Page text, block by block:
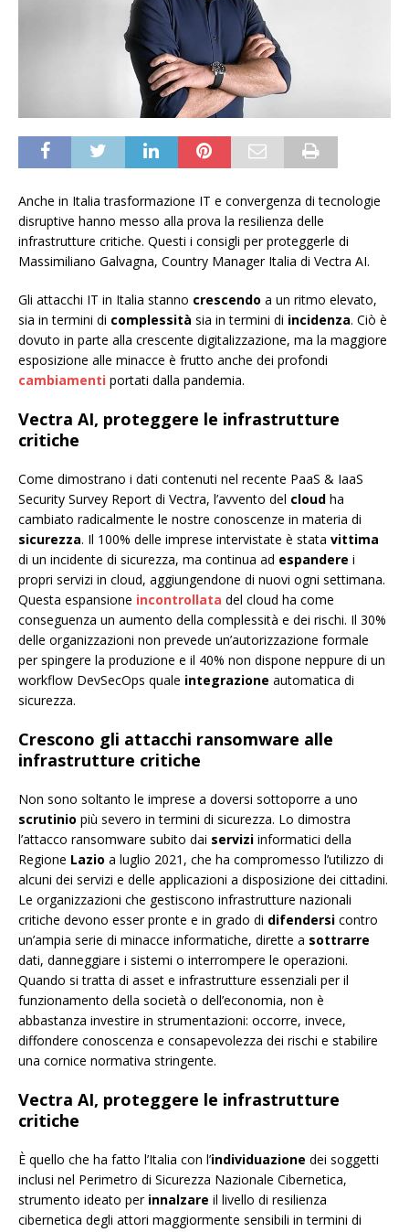
Anche in Italia trasformazione IT e convergenza di tecnologie
disruptive hanno messo alla prova la resilienza delle
infrastrutture critiche. Questi i consigli per proteggerle di
Massimiliano Galvagna, Country Manager Italia di Vectra AI.
Gli attacchi IT in Italia stanno crescendo a un ritmo elevato,
sia in termini di complessità sia in termini di incidenza. Ciò è
dovuto in parte alla crescente digitalizzazione, ma la maggiore
esposizione alle minacce è frutto anche dei profondi
cambiamenti portati dalla pandemia.
Vectra AI, proteggere le infrastrutture
critiche
Come dimostrano i dati contenuti nel recente PaaS & IaaS
Security Survey Report di Vectra, l’avvento del cloud ha
cambiato radicalmente le nostre conoscenze in materia di
sicurezza. Il 100% delle imprese intervistate è stata vittima
di un incidente di sicurezza, ma continua ad espandere i
propri servizi in cloud, aggiungendone di nuovi ogni settimana.
Questa espansione incontrollata del cloud ha come
conseguenza un aumento della complessità e dei rischi. Il 30%
delle organizzazioni non prevede un’autorizzazione formale
per spingere la produzione e il 40% non dispone neppure di un
workflow DevSecOps quale integrazione automatica di
sicurezza.
Crescono gli attacchi ransomware alle
infrastrutture critiche
Non sono soltanto le imprese a doversi sottoporre a uno
scrutinio più severo in termini di sicurezza. Lo dimostra
l’attacco ransomware subito dai servizi informatici della
Regione Lazio a luglio 2021, che ha compromesso l’utilizzo di
alcuni dei servizi e delle applicazioni a disposizione dei cittadini.
Le organizzazioni che gestiscono infrastrutture nazionali
critiche devono esser pronte e in grado di difendersi contro
un’ampia serie di minacce informatiche, dirette a sottrarre
dati, danneggiare i sistemi o interrompere le operazioni.
Quando si tratta di asset e infrastrutture essenziali per il
funzionamento della società o dell’economia, non è
abbastanza investire in strumentazioni: occorre, invece,
diffondere conoscenza e consapevolezza dei rischi e stabilire
una cornice normativa stringente.
Vectra AI, proteggere le infrastrutture
critiche
È quello che ha fatto l’Italia con l’individuazione dei soggetti
inclusi nel Perimetro di Sicurezza Nazionale Cibernetica,
strumento ideato per innalzare il livello di resilienza
cibernetica degli attori maggiormente sensibili in termini di